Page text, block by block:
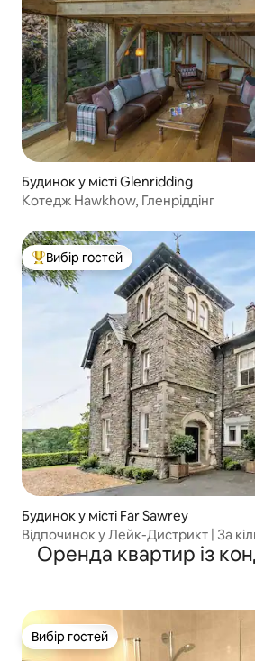
Будинок у місті Glenridding
Котедж Hawkhow, Гленріддінг
Топ вибір гостей
Вибір гостей
Будинок у місті Far Sawrey
Відпочинок у Лейк-Дистрикт | За
пагорбів
Оренда квартир із
Вибір гостей
Вибір гостей